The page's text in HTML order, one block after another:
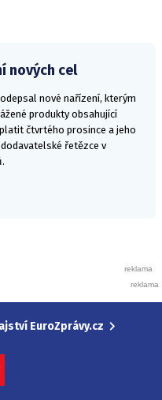
nových cel
nové nařízení, kterým
produkty obsahující
čtvrtého prosince a jeho
řetězce v
EuroZprávy.cz